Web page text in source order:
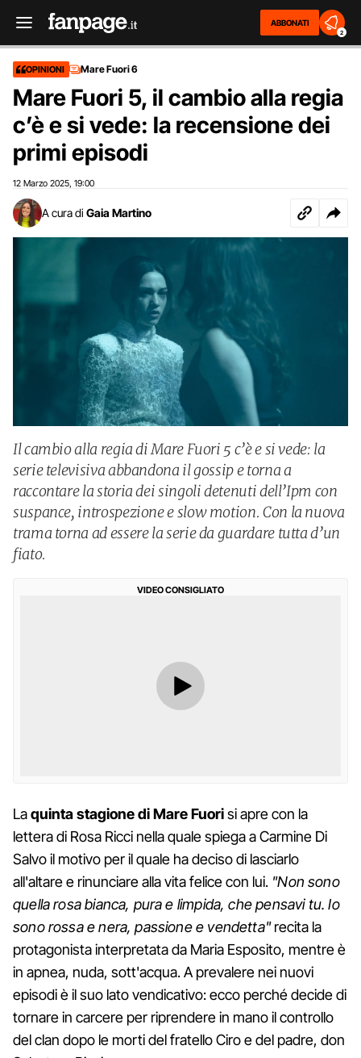
ABBONATI
2
OPINIONI Mare Fuori 6
Mare Fuori 5, il cambio alla regia
c’è e si vede: la recensione dei
primi episodi
12 Marzo 2025 19:00
A cura di Gaia Martino
Il cambio alla regia di Mare Fuori 5 c’è e si vede: la
serie televisiva abbandona il gossip e torna a
raccontare la storia dei singoli detenuti dell’Ipm con
suspance, introspezione e slow motion. Con la nuova
trama torna ad essere la serie da guardare tutta d’un
fiato.
VIDEO CONSIGLIATO
Laquinta stagione di Mare Fuorisi apre con la
lettera di Rosa Ricci nella quale spiega a Carmine Di
Salvo il motivo per il quale ha deciso di lasciarlo
all'altare e rinunciare alla vita felice con lui. "Non sono
quella rosa bianca, pura e limpida, che pensavi tu. Io
sono rossa e nera, passione e vendetta"recita la
protagonista interpretata da Maria Esposito, mentre è
in apnea, nuda, sott'acqua. A prevalere nei nuovi
episodi è il suo lato vendicativo: ecco perché decide di
tornare in carcere per riprendere in mano il controllo
del clan dopo le morti del fratello Ciro e del padre, don